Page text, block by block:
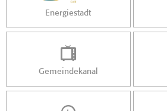
Energiestadt
Gemeindekanal